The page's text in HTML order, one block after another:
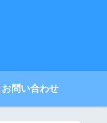
お問い合わせ